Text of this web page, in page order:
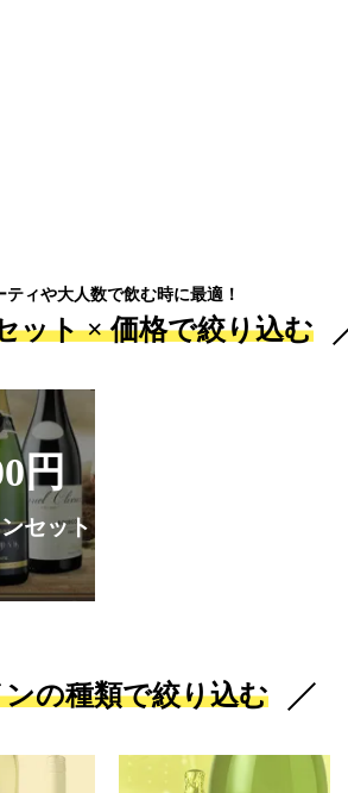
ティや大人数で飲む時に最適！
ット ×価格で絞り込む
円
セット
の種類で絞り込む